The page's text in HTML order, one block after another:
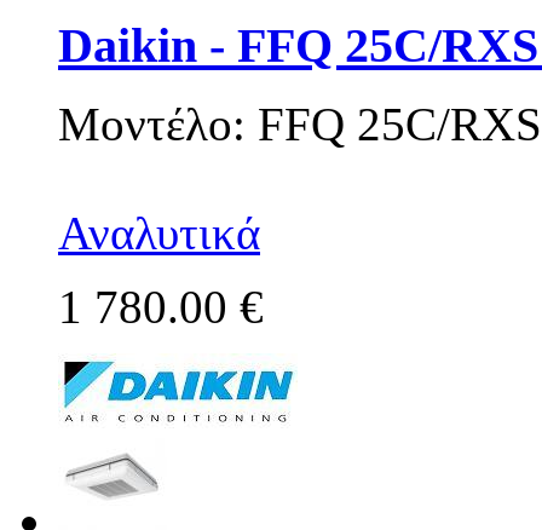
Daikin - FFQ 25C/
Μοντέλο: FFQ 25C/
Αναλυτικά
1 780.00 €